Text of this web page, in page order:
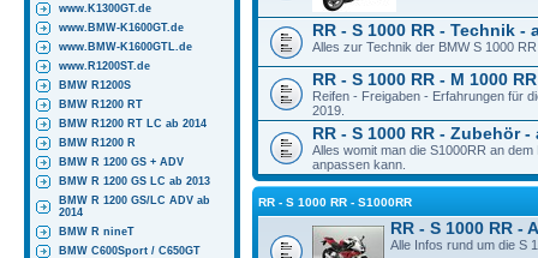
www.K1300GT.de
www.BMW-K1600GT.de
www.BMW-K1600GTL.de
www.R1200ST.de
BMW R1200S
BMW R1200 RT
BMW R1200 RT LC ab 2014
BMW R1200 R
BMW R 1200 GS + ADV
BMW R 1200 GS LC ab 2013
BMW R 1200 GS/LC ADV ab
2014
BMW R nineT
BMW C600Sport / C650GT
RR - S 1000 RR - Technik -
Alles zur Technik der BMW S 1000
RR - S 1000 RR - M 1000
Reifen - Freigaben - Erfahrungen für
2019.
RR - S 1000 RR - Zubehör -
Alles womit man die S1000RR an
anpassen kann.
RR - S 1000 RR - S1000RR
RR - S 1000 RR -
Alle Infos rund um die S